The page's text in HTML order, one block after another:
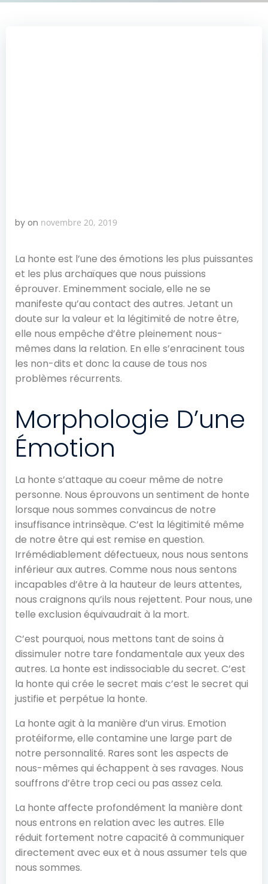
by on novembre 20, 2019
La honte est l’une des émotions les plus puissantes
et les plus archaïques que nous puissions
éprouver. Eminemment sociale, elle ne se
manifeste qu’au contact des autres. Jetant un
doute sur la valeur et la légitimité de notre être,
elle nous empêche d’être pleinement nous-
mêmes dans la relation. En elle s’enracinent tous
les non-dits et donc la cause de tous nos
problèmes récurrents.
Morphologie D’une
Émotion
La honte s’attaque au coeur même de notre
personne. Nous éprouvons un sentiment de honte
lorsque nous sommes convaincus de notre
insuffisance intrinsèque. C’est la légitimité même
de notre être qui est remise en question.
Irrémédiablement défectueux, nous nous sentons
inférieur aux autres. Comme nous nous sentons
incapables d’être à la hauteur de leurs attentes,
nous craignons qu’ils nous rejettent. Pour nous, une
telle exclusion équivaudrait à la mort.
C’est pourquoi, nous mettons tant de soins à
dissimuler notre tare fondamentale aux yeux des
autres. La honte est indissociable du secret. C’est
la honte qui crée le secret mais c’est le secret qui
justifie et perpétue la honte.
La honte agit à la manière d’un virus. Emotion
protéiforme, elle contamine une large part de
notre personnalité. Rares sont les aspects de
nous-mêmes qui échappent à ses ravages. Nous
souffrons d’être trop ceci ou pas assez cela.
La honte affecte profondément la manière dont
nous entrons en relation avec les autres. Elle
réduit fortement notre capacité à communiquer
directement avec eux et à nous assumer tels que
nous sommes.